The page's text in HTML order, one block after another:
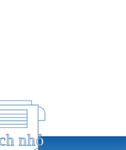
nhỏ